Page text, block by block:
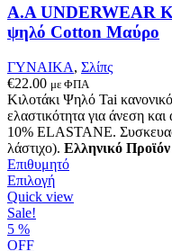
στη
σελίδα
του
προϊόντος
A.A UNDERWEAR
ψηλό Cotton Μαύρο
ΓΥΝΑΙΚΑ, Σλίπς
€22.00 με ΦΠΑ
Κιλοτάκι Ψηλό Tai
ελαστικότητα για άνεση
10% ELASTANE.
λάστιχο). Ελληνικό
Επιθυμητό
ΕπιλογήΑυτό
το
Quick view
Sale!
5 %
OFF